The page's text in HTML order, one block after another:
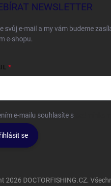
NEWSLETTER
svůj e-mail a my vám budeme
e-shopu.
e-mailu souhlasíte s
se
2026 DOCTORFISHING.CZ.